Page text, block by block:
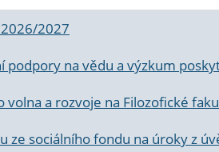
2027
na vědu a výzkum
a rozvoje na Filozofické
ze sociálního fondu na úroky z